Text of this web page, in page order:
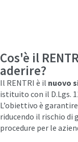
Cos'è il
aderire?
Il RENTRI è il nuovo
istituito con il D.Lgs.
L’obiettivo è
riducendo il rischio di
procedure per le